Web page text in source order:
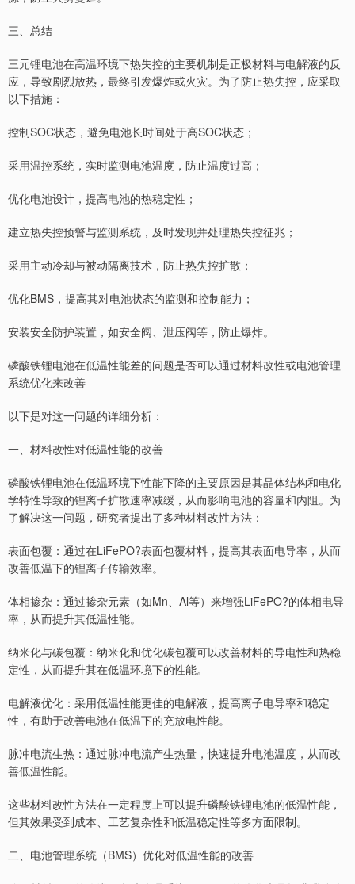
三、总结
三元锂电池在高温环境下热失控的主要机制是正极材料与电解液的反
应，导致剧烈放热，最终引发爆炸或火灾。为了防止热失控，应采取
以下措施：
控制SOC状态，避免电池长时间处于高SOC状态；
采用温控系统，实时监测电池温度，防止温度过高；
优化电池设计，提高电池的热稳定性；
建立热失控预警与监测系统，及时发现并处理热失控征兆；
采用主动冷却与被动隔离技术，防止热失控扩散；
优化BMS，提高其对电池状态的监测和控制能力；
安装安全防护装置，如安全阀、泄压阀等，防止爆炸。
磷酸铁锂电池在低温性能差的问题是否可以通过材料改性或电池管理
系统优化来改善
以下是对这一问题的详细分析：
一、材料改性对低温性能的改善
磷酸铁锂电池在低温环境下性能下降的主要原因是其晶体结构和电化
学特性导致的锂离子扩散速率减缓，从而影响电池的容量和内阻。为
了解决这一问题，研究者提出了多种材料改性方法：
表面包覆：通过在LiFePO?表面包覆材料，提高其表面电导率，从而
改善低温下的锂离子传输效率。
体相掺杂：通过掺杂元素（如Mn、Al等）来增强LiFePO?的体相电导
率，从而提升其低温性能。
纳米化与碳包覆：纳米化和优化碳包覆可以改善材料的导电性和热稳
定性，从而提升其在低温环境下的性能。
电解液优化：采用低温性能更佳的电解液，提高离子电导率和稳定
性，有助于改善电池在低温下的充放电性能。
脉冲电流生热：通过脉冲电流产生热量，快速提升电池温度，从而改
善低温性能。
这些材料改性方法在一定程度上可以提升磷酸铁锂电池的低温性能，
但其效果受到成本、工艺复杂性和低温稳定性等多方面限制。
二、电池管理系统（BMS）优化对低温性能的改善